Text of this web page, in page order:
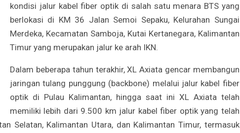
kondisi jalur kabel fiber optik di salah satu menara BTS yang
berlokasi di KM 36 Jalan Semoi Sepaku, Kelurahan Sungai
Merdeka, Kecamatan Samboja, Kutai Kertanegara, Kalimantan
Timur yang merupakan jalur ke arah IKN.
Dalam beberapa tahun terakhir, XL Axiata gencar membangun
jaringan tulang punggung (backbone) melalui jalur kabel fiber
optik di Pulau Kalimantan, hingga saat ini XL Axiata telah
memiliki lebih dari 9.500 km jalur kabel fiber optik yang telah
Selatan, Kalimantan Utara, dan Kalimantan Timur, termasuk